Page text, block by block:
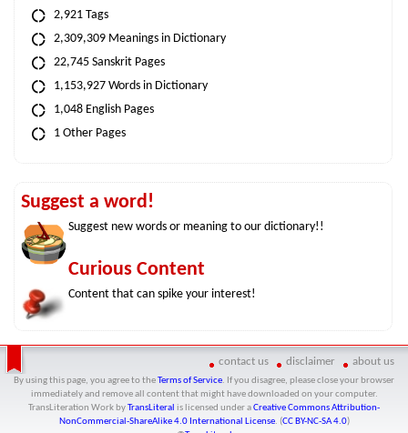
2,921 Tags
2,309,309 Meanings in Dictionary
22,745 Sanskrit Pages
1,153,927 Words in Dictionary
1,048 English Pages
1 Other Pages
Suggest a word!
Suggest new words or meaning to our dictionary!!
Curious Content
Content that can spike your interest!
contact us disclaimer about us
By using this page, you agree to the Terms of Service. If you disagree, please close your browser
immediately and remove all content that might have downloaded on your computer.
TransLiteration Workby TransLiteral is licensed under aCreative Commons Attribution-
NonCommercial-ShareAlike 4.0 International License. (CC BY-NC-SA 4.0)